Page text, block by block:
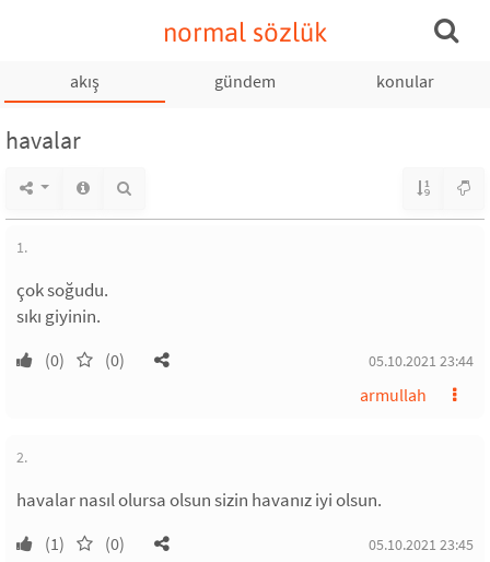
normal sözlük
akış gündem konular
havalar
1.
çok soğudu.
sıkı giyinin.
(0) (0) 05.10.2021 23:44
armullah
2.
havalar nasıl olursa olsun sizin havanız iyi olsun.
(1) (0) 05.10.2021 23:45